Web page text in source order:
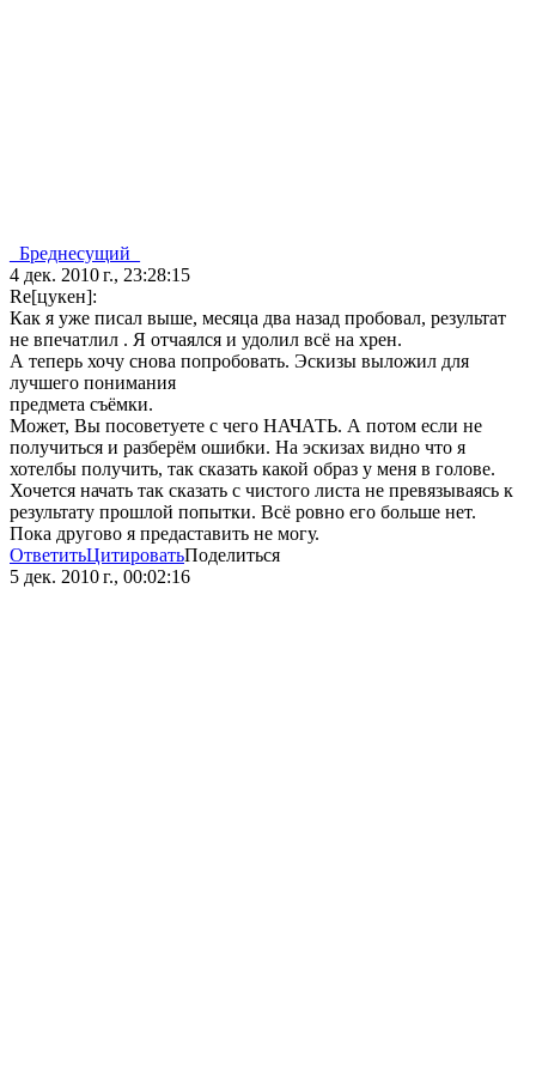
_Бреднесущий_
4 дек. 2010 г., 23:28:15
Re[цукен]:
Как я уже писал выше, месяца два назад пробовал, результат
не впечатлил . Я отчаялся и удолил всё на хрен.
А теперь хочу снова попробовать. Эскизы выложил для
лучшего понимания
предмета съёмки.
Может, Вы посоветуете с чего НАЧАТЬ. А потом если не
получиться и разберём ошибки. На эскизах видно что я
хотелбы получить, так сказать какой образ у меня в голове.
Хочется начать так сказать с чистого листа не превязываясь к
результату прошлой попытки. Всё ровно его больше нет.
Пока другово я предаставить не могу.
ОтветитьЦитироватьПоделиться
5 дек. 2010 г., 00:02:16